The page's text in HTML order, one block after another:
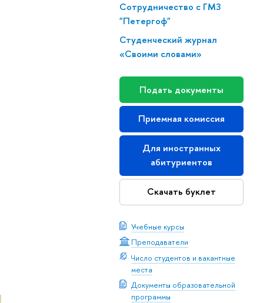
Сотрудничество с ГМЗ
"Петергоф"
Студенческий журнал
«Своими словами»
Подать документы
Приемная комиссия
Для иностранных
абитуриентов
Скачать буклет
Учебные курсы
Преподаватели
Число студентов и вакантные
места
Документы образовательной
программы